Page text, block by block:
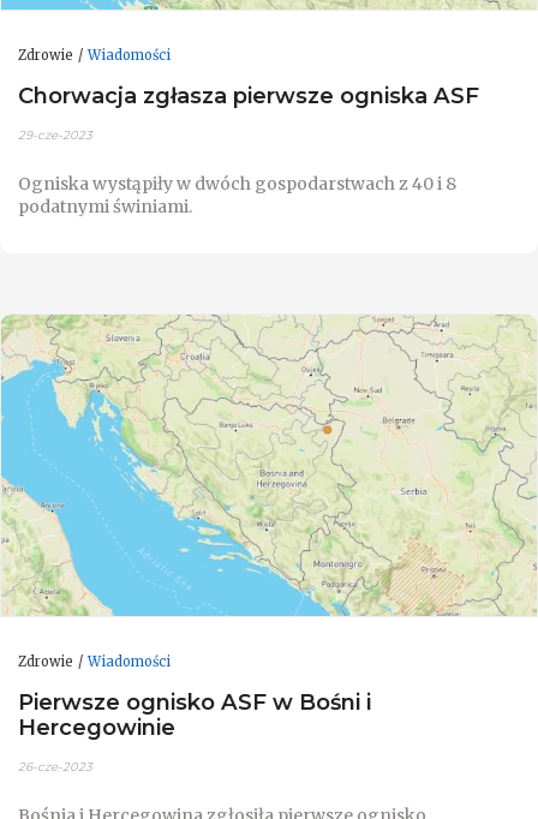
Zdrowie Wiadomości
Chorwacja zgłasza pierwsze ogniska ASF
29-cze-2023
Ogniska wystąpiły w dwóch gospodarstwach z 40 i 8
podatnymi świniami.
Zdrowie Wiadomości
Pierwsze ognisko ASF w Bośni i
Hercegowinie
26-cze-2023